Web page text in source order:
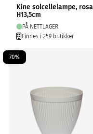
Kine solcellelampe, rosa
H13,5cm
PÅ NETTLAGER
Finnes i 259 butikker
70%